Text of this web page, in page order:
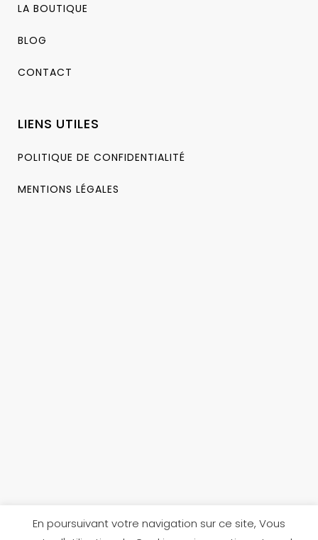
LA BOUTIQUE
BLOG
CONTACT
LIENS UTILES
POLITIQUE DE CONFIDENTIALITÉ
MENTIONS LÉGALES
En poursuivant votre navigation sur ce site, Vous